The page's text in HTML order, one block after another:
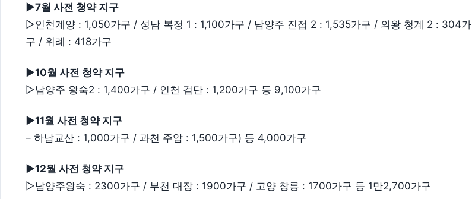
▶7월 사전 청약 지구
▷인천계양 : 1,050가구 / 성남 복정 1 : 1,100가구 / 남양주 진접 2 : 1,535가구 / 의왕 청계 2 : 304가
구 / 위례 : 418가구
▶10월 사전 청약 지구
▷남양주 왕숙2 : 1,400가구 / 인천 검단 : 1,200가구 등 9,100가구
▶11월 사전 청약 지구
– 하남교산 : 1,000가구 / 과천 주암 : 1,500가구) 등 4,000가구
▶12월 사전 청약 지구
▷남양주왕숙 : 2300가구 / 부천 대장 : 1900가구 / 고양 창릉 : 1700가구 등 1만2,700가구